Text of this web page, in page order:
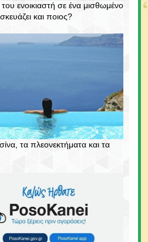
ενοικιαστή σε ένα μισθωμένο
και ποιος?
τα πλεονεκτήματα και τα